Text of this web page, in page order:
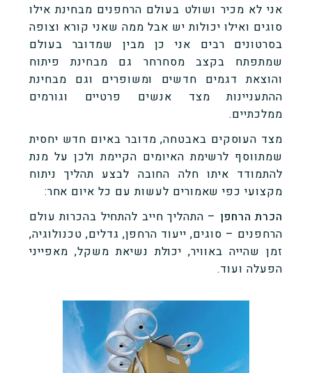
אני לא מכיר ושולט בעולם הרחפנים מבחינת אילו
סוגים ואילו יכולות יש אבל ממה שאני קורא וצופה
בסרטונים רבים אני כן מבין שמדובר בעולם
שמתפתח בקצב מסחרחר גם מבחינת פיתוח
והוצאת דגמים חדשים ומשופרים וגם מבחינת
ההתעניינות מצד אנשים פרטיים וגורמים
ממלכתיים.
מצד העוסקים באבטחה, מדובר באיום חדש יחסית
שמתווסף לרשימת האיומים הקיימת ולכן על מנת
להתמודד איתו חלה החובה לבצע תהליך ניתוח
מקצועי כפי שאמורים לעשות עם כל איום אחר:
הכרת הרחפן – התהליך חייב להתחיל בהכרות עולם
הרחפנים – סוגים, ייעוד הרחפן, גדלים, טכנולוגיה,
זמן שהייה באוויר, יכולת נשיאת משקל, מאפייני
הפעלה ועוד.